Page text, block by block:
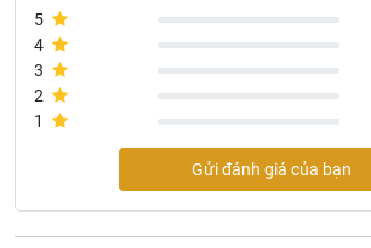
5
4
3
2
1
Gửi đánh giá của bạn